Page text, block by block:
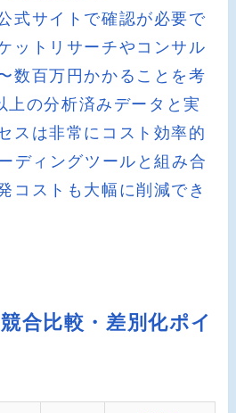
式サイトで確認が必要で
ットリサーチやコンサル
数百万円かかることを考
上の分析済みデータと実
スは非常にコスト効率的
ディングツールと組み合
コストも大幅に削減でき
合比較・差別化ポイ